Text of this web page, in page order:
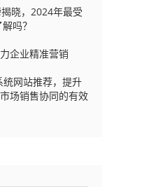
晓，2024年最受
吗？
企业精准营销
统网站推荐，提升
场销售协同的有效